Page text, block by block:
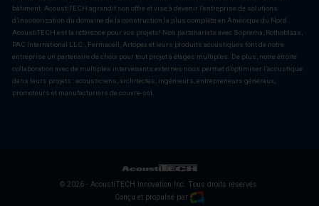
bâtiment. AcoustiTECH agrandit son offre et vise à devenir l’entreprise de solutions
d’insonorisation du domaine de la construction la plus complète en Amérique du Nord.
AcoustiTECH est la référence pour vos projets! Nos partenariats avec Soprema, Rothoblaas,
PAC International LLC., Fermacell, Artopex et leurs produits acoustiques font de notre
entreprise un partenaire de choix pour tout projet à étages multiples. De plus, notre étroite
collaboration avec de multiples intervenants externes nous permet d’optimiser l’acoustique
dans leurs projets : acousticiens, architectes, ingénieurs, entrepreneurs généraux,
promoteurs et manufacturiers de couvre-sol.
© 2026 - AcoustiTECH Innovation Inc. Tous droits réservés.
Conçu et propulsé par